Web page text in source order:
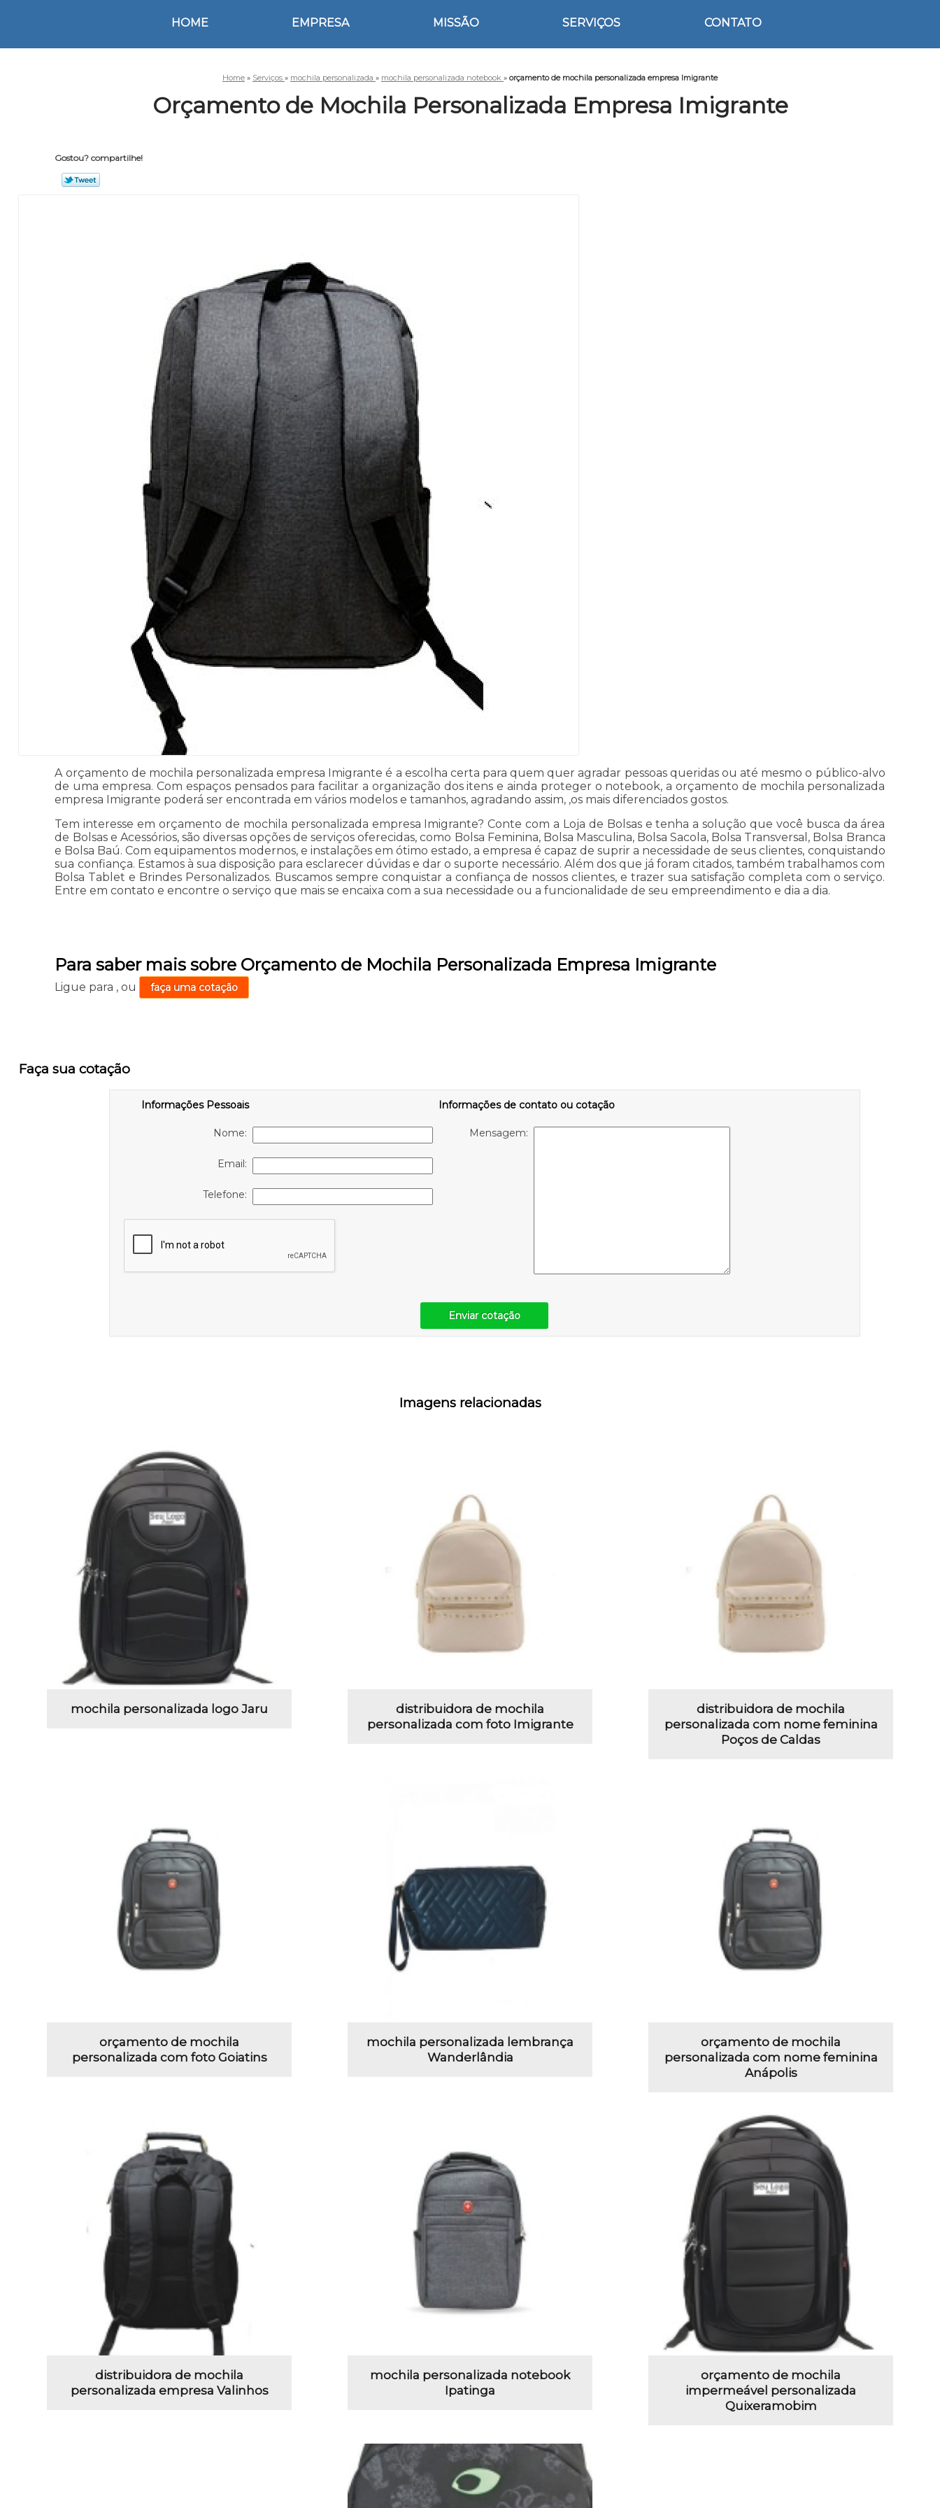
HOME EMPRESA MISSÃO SERVIÇOS CONTATO
Home » Serviços » mochila personalizada » mochila personalizada notebook » orçamento de mochila personalizada empresa Imigrante
Orçamento de Mochila Personalizada Empresa Imigrante
Gostou? compartilhe!
A orçamento de mochila personalizada empresa Imigrante é a escolha certa para quem quer agradar pessoas queridas ou até mesmo o público-alvo
de uma empresa. Com espaços pensados para facilitar a organização dos itens e ainda proteger o notebook, a orçamento de mochila personalizada
empresa Imigrante poderá ser encontrada em vários modelos e tamanhos, agradando assim, ,os mais diferenciados gostos.
Tem interesse em orçamento de mochila personalizada empresa Imigrante? Conte com a Loja de Bolsas e tenha a solução que você busca da área
de Bolsas e Acessórios, são diversas opções de serviços oferecidas, como Bolsa Feminina, Bolsa Masculina, Bolsa Sacola, Bolsa Transversal, Bolsa Branca
e Bolsa Baú. Com equipamentos modernos, e instalações em ótimo estado, a empresa é capaz de suprir a necessidade de seus clientes, conquistando
sua confiança. Estamos à sua disposição para esclarecer dúvidas e dar o suporte necessário. Além dos que já foram citados, também trabalhamos com
Bolsa Tablet e Brindes Personalizados. Buscamos sempre conquistar a confiança de nossos clientes, e trazer sua satisfação completa com o serviço.
Entre em contato e encontre o serviço que mais se encaixa com a sua necessidade ou a funcionalidade de seu empreendimento e dia a dia.
Para saber mais sobre Orçamento de Mochila Personalizada Empresa Imigrante
Ligue para ,ou faça uma cotação
Faça sua cotação
Informações Pessoais
Nome:
Email:
Telefone:
Informações de contato ou cotação
Mensagem:
Enviar cotação
Imagens relacionadas
mochila personalizada logo Jaru
distribuidora de mochila
personalizada com foto Imigrante
distribuidora de mochila
personalizada com nome feminina
Poços de Caldas
orçamento de mochila
personalizada com foto Goiatins
mochila personalizada lembrança
Wanderlândia
orçamento de mochila
personalizada com nome feminina
Anápolis
distribuidora de mochila
personalizada empresa Valinhos
mochila personalizada notebook
Ipatinga
orçamento de mochila
impermeável personalizada
Quixeramobim